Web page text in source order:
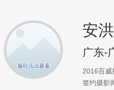
安
广东-
2016百威
签约摄影